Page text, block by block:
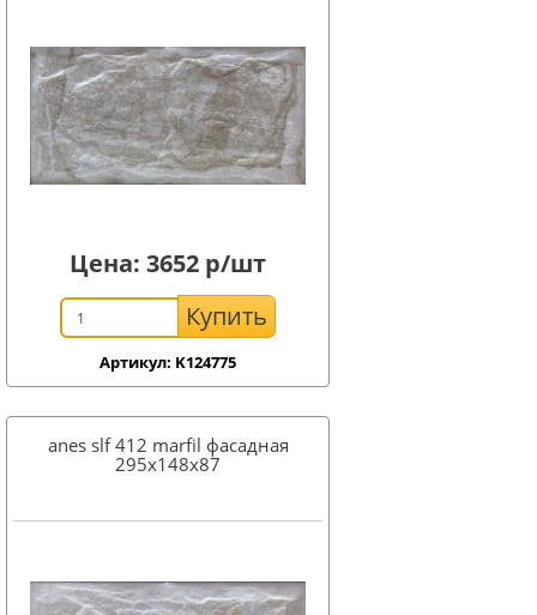
Цена: 3652 р/шт
Купить
Артикул: K124775
anes slf 412 marfil фасадная
295x148х87